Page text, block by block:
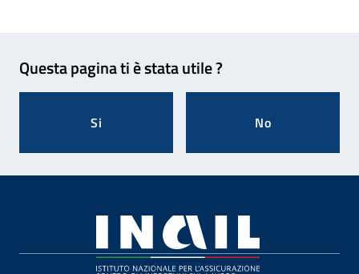
Questa pagina ti è stata utile ?
Si No